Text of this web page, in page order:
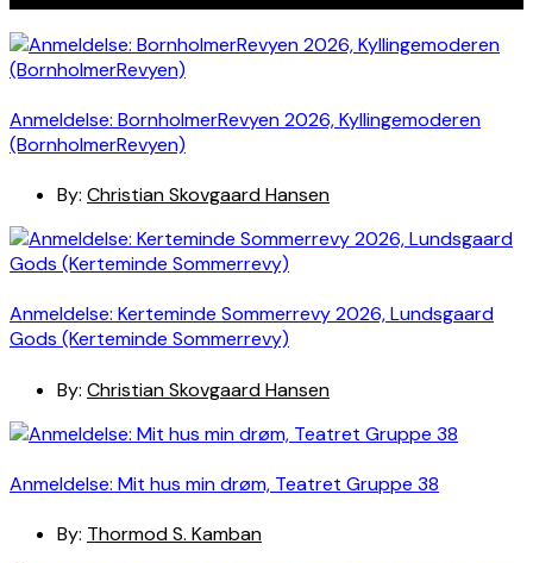
Anmeldelse: BornholmerRevyen 2026, Kyllingemoderen
(BornholmerRevyen)
By: Christian Skovgaard Hansen
Anmeldelse: Kerteminde Sommerrevy 2026, Lundsgaard
Gods (Kerteminde Sommerrevy)
By: Christian Skovgaard Hansen
Anmeldelse: Mit hus min drøm, Teatret Gruppe 38
By: Thormod S. Kamban